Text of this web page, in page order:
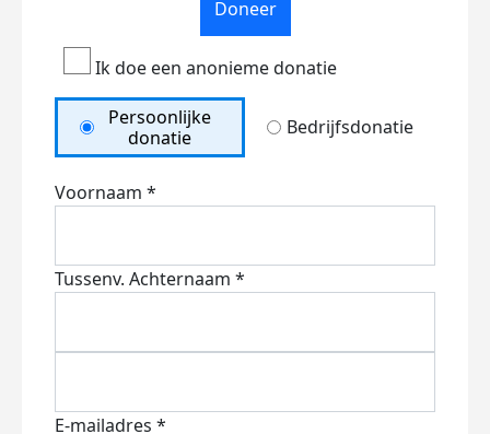
Doneer
Ik doe een anonieme donatie
Persoonlijke
donatie
Bedrijfsdonatie
Voornaam *
Tussenv. Achternaam *
E-mailadres *